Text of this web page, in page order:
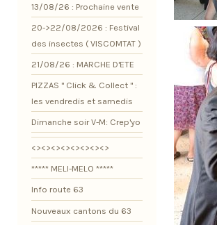
13/08/26 : Prochaine vente
20->22/08/2026 : Festival
des insectes ( VISCOMTAT )
21/08/26 : MARCHE D'ETE
PIZZAS " Click & Collect " :
les vendredis et samedis
Dimanche soir V-M: Crep'yo
<><><><><><><><>
***** MELI-MELO *****
Info route 63
Nouveaux cantons du 63